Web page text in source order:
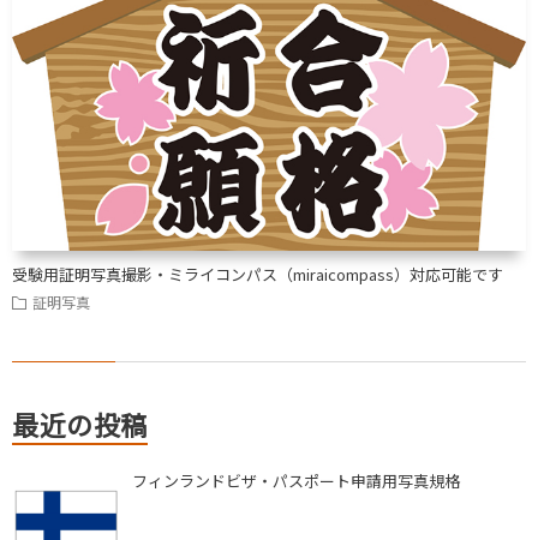
受験用証明写真撮影・ミライコンパス（miraicompass）対応可能です
証明写真
最近の投稿
フィンランドビザ・パスポート申請用写真規格